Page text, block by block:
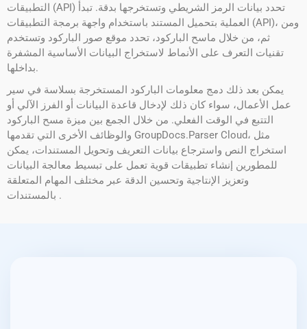
التطبيقات (API) تحدد بيانات الرمز الشريطي وتستخرجها بدقة. تبدأ
العملية بتحميل المستند باستخدام واجهة برمجة التطبيقات (API)، ومن
ثم، من خلال ماسح الباركود، تحدد موقع صور الباركود وتستخدم
تقنيات التعرف على الأنماط لاستخراج البيانات الأساسية المشفرة
بداخلها.
يمكن بعد ذلك دمج معلومات الباركود المستخرجة بسلاسة في سير
عمل الأعمال، سواء كان ذلك لإدخال قاعدة البيانات أو الفرز الآلي أو
التتبع في الوقت الفعلي. من خلال الجمع بين ميزة مسح الباركود
والوظائف الأخرى التي تقدمها GroupDocs.Parser Cloud، مثل
استخراج النص واسترجاع بيانات التعريف وتحويل المستندات، يمكن
للمطورين إنشاء تطبيقات قوية تعمل على تبسيط معالجة البيانات
وتعزيز الإنتاجية وتحسين الدقة عبر مختلف المهام المتعلقة
بالمستندات .